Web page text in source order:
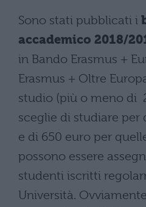
Sono stati pubblicati i
accademico 2018/
in Bando Erasmus +
Erasmus + Oltre
studio (più o meno di
sceglie di studiare per
e di 650 euro per
possono essere
studenti iscritti
Università.